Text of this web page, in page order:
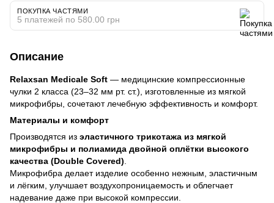
ПОКУПКА ЧАСТЯМИ
5 платежей по 580.00 грн
Описание
Relaxsan Medicale Soft — медицинские компрессионные
чулки 2 класса (23–32 мм рт. ст.), изготовленные из мягкой
микрофибры, сочетают лечебную эффективность и комфорт.
Материалы и комфорт
Производятся из эластичного трикотажа из мягкой
микрофибры и полиамида двойной оплётки высокого
качества (Double Covered)
Микрофибра делает изделие особенно нежным, эластичным
и лёгким, улучшает воздухопроницаемость и облегчает
надевание даже при высокой компрессии.